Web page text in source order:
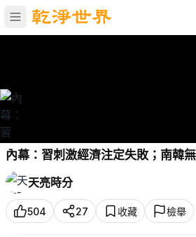
內幕：習刺激經濟注定失敗；南韓
北韓炸橋斷路，戰事一觸即發（政
20241015）天亮時分
天亮時分
504 27 收藏 檢舉